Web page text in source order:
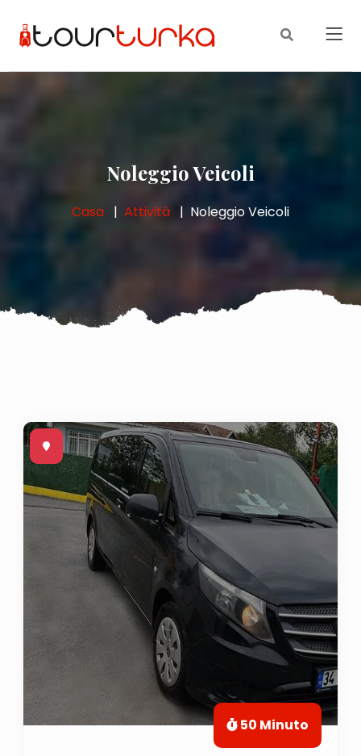
Noleggio Veicoli
Casa Attività Noleggio Veicoli
50 Minuto